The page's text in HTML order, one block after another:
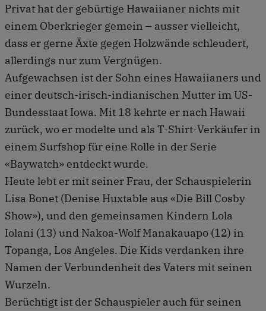
Privat hat der gebürtige Hawaiianer nichts mit
einem Oberkrieger gemein – ausser vielleicht,
dass er gerne Äxte gegen Holzwände schleudert,
allerdings nur zum Vergnügen.
Aufgewachsen ist der Sohn eines Hawaiianers und
einer deutsch-irisch-indianischen Mutter im US-
Bundesstaat Iowa. Mit 18 kehrte er nach Hawaii
zurück, wo er modelte und als T-Shirt-Verkäufer in
einem Surfshop für eine Rolle in der Serie
«Baywatch» entdeckt wurde.
Heute lebt er mit seiner Frau, der Schauspielerin
Lisa Bonet (Denise Huxtable aus «Die Bill Cosby
Show»), und den gemeinsamen Kindern Lola
Iolani (13) und Nakoa-Wolf Manakauapo (12) in
Topanga, Los Angeles. Die Kids verdanken ihre
Namen der Verbundenheit des Vaters mit seinen
Wurzeln.
Berüchtigt ist der Schauspieler auch für seinen